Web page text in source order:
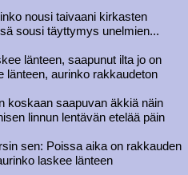
nousi taivaani kirkasten
sousi täyttymys unelmien...
länteen, saapunut ilta jo on
länteen, aurinko rakkaudeton
koskaan saapuvan äkkiä näin
linnun lentävän etelää päin
sen: Poissa aika on rakkauden
laskee länteen